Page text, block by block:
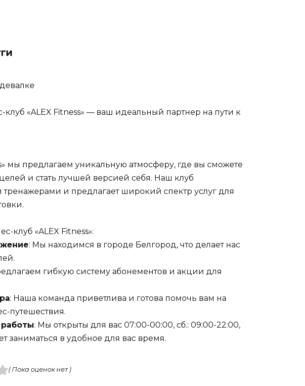
«ALEX Fitness» — ваш идеальный партнер на пути к
мы предлагаем уникальную атмосферу, где вы сможете
и стать лучшей версией себя. Наш клуб
и предлагает широкий спектр услуг для
клуб «ALEX Fitness»:
: Мы находимся в городе Белгород, что делает нас
гибкую систему абонементов и акции для
: Наша команда приветлива и готова помочь вам на
путешествия.
: Мы открыты для вас 07:00-00:00, сб.: 09:00-22:00,
заниматься в удобное для вас время.
( Пока оценок нет )